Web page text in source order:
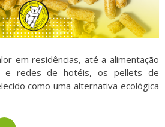
em residências, até a alimentação
e redes de hotéis, os pellets de
como uma alternativa ecológica